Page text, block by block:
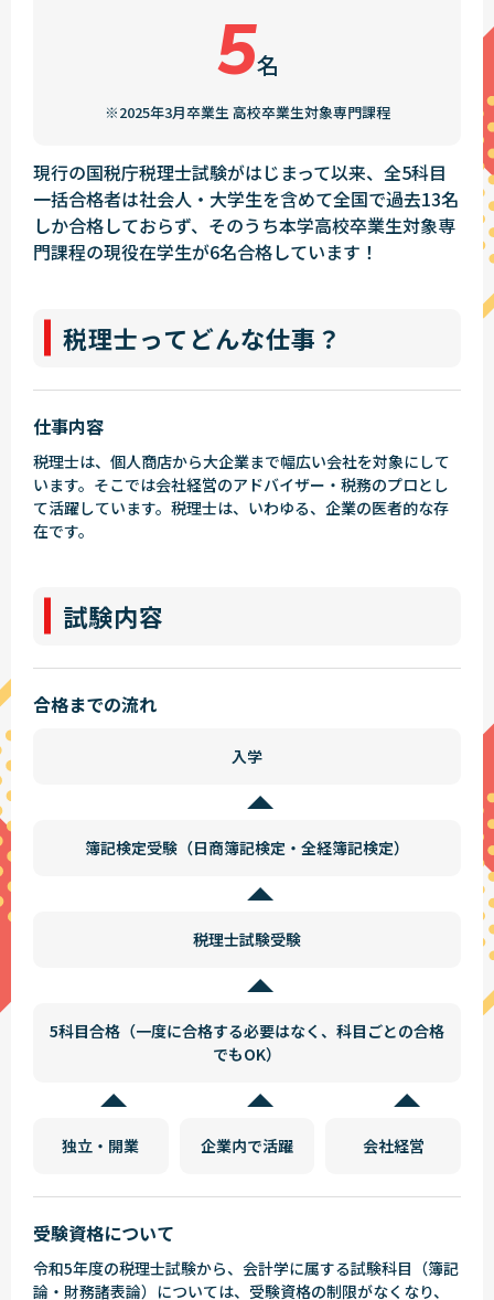
5名
※2025年3月卒業生 高校卒業生対象専門課程
現行の国税庁税理士試験がはじまって以来、全5科目
一括合格者は社会人・大学生を含めて全国で過去13名
しか合格しておらず、そのうち本学高校卒業生対象専
門課程の現役在学生が6名合格しています！
税理士ってどんな仕事？
仕事内容
税理士は、個人商店から大企業まで幅広い会社を対象にして
います。そこでは会社経営のアドバイザー・税務のプロとし
て活躍しています。税理士は、いわゆる、企業の医者的な存
在です。
試験内容
合格までの流れ
入学
簿記検定受験（日商簿記検定・全経簿記検定）
税理士試験受験
5科目合格（一度に合格する必要はなく、科目ごとの合格
でもOK）
独立・開業 企業内で活躍 会社経営
受験資格について
令和5年度の税理士試験から、会計学に属する試験科目（簿記
論・財務諸表論）については、受験資格の制限がなくなり、